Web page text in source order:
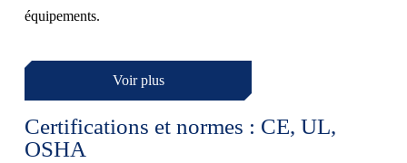
équipements.
Voir plus
Certifications et normes : CE, UL,
OSHA